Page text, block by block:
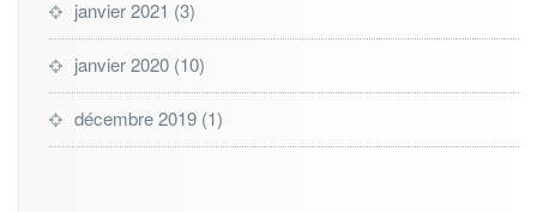
janvier 2021 (3)
janvier 2020 (10)
décembre 2019 (1)